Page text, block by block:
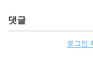
댓글
로그인